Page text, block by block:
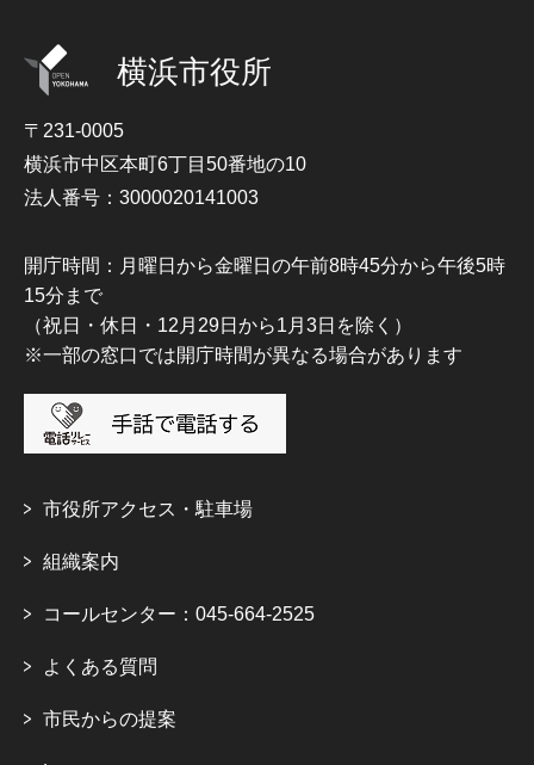
横浜市役所
〒231-0005
横浜市中区本町6丁目50番地の10
法人番号：3000020141003
開庁時間：月曜日から金曜日の午前8時45分から午後5時
15分まで
（祝日・休日・12月29日から1月3日を除く）
※一部の窓口では開庁時間が異なる場合があります
市役所アクセス・駐車場
組織案内
コールセンター：045-664-2525
よくある質問
市民からの提案